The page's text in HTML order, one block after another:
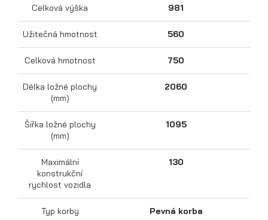
Přepravníky motocyklů
Celková výška 981
Užitečná hmotnost 560
Celková hmotnost 750
Délka ložné plochy
(mm)
2060
Šířka ložné plochy
(mm)
1095
Maximální
konstrukční
rychlost vozidla
130
Typ korby Pevná korba